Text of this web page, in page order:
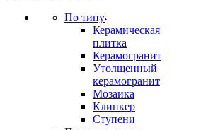
По типу
Керамическая
плитка
Керамогранит
Утолщенный
керамогранит
Мозаика
Клинкер
Ступени